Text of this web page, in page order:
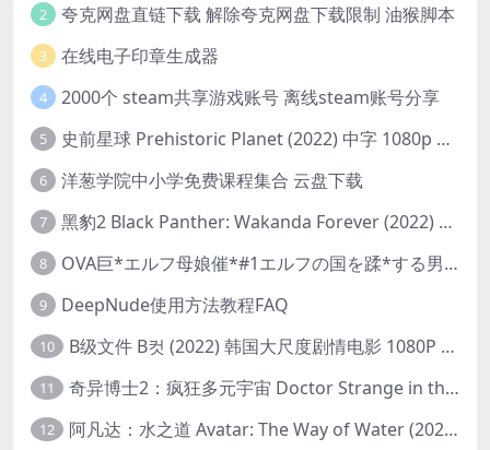
2 夸克网盘直链下载 解除夸克网盘下载限制 油猴脚本
3 在线电子印章生成器
4 2000个 steam共享游戏账号 离线steam账号分享
5 史前星球 Prehistoric Planet (2022) 中字 1080p 高清 阿里云盘 2022.5.27已更新全集
6 洋葱学院中小学免费课程集合 云盘下载
7 黑豹2 Black Panther: Wakanda Forever (2022) 高清版
8 OVA巨*エルフ母娘催*#1エルフの国を蹂*する男。汚された女王と姫
9 DeepNude使用方法教程FAQ
10 B级文件 B컷 (2022) 韩国大尺度剧情电影 1080P 中字
11 奇异博士2：疯狂多元宇宙 Doctor Strange in the Multiverse of Madness (2022) 高清版1080p
12 阿凡达：水之道 Avatar: The Way of Water (2022) 1080p 2k 4k 中文字幕